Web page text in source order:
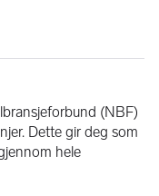
kåret til Gaselle
(NBF)
Dette gir deg som
hele